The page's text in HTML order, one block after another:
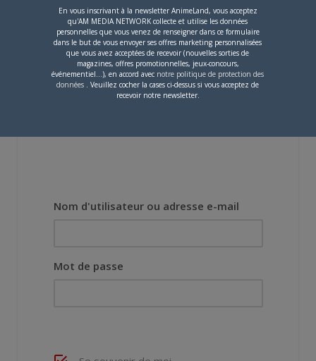
projet, il était déjà
demandé de suivre au
mieux le manga
originel.»
Vous devez vous connecterpour laisser un
Nom d'utilisateur ou adresse e-mail
Mot de passe
En vous inscrivant à la newsletter AnimeLand, vous acceptez
qu'AM MEDIA NETWORK collecte et utilise les données
personnelles que vous venez de renseigner dans ce formulaire
dans le but de vous envoyer ses offres marketing personnalisées
que vous avez acceptées de recevoir (nouvelles sorties de
magazines, offres promotionnelles, jeux-concours,
événementiel...), en accord avec notre politique de protection des
données . Veuillez cocher la cases ci-dessus si vous acceptez de
recevoir notre newsletter.